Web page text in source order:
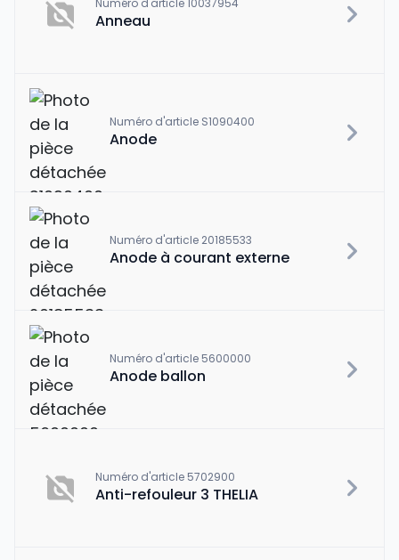
Numéro d'article 10037954
Anneau
Numéro d'article S1090400
Anode
Numéro d'article 20185533
Anode à courant externe
Numéro d'article 5600000
Anode ballon
Numéro d'article 5702900
Anti-refouleur 3 THELIA